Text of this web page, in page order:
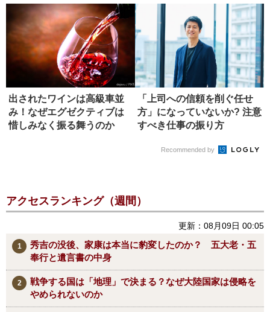
出されたワインは高級車並
み！なぜエグゼクティブは
惜しみなく振る舞うのか
「上司への信頼を削ぐ任せ
方」になっていないか? 注意
すべき仕事の振り方
Recommended by
アクセスランキング（週間）
更新：08月09日 00:05
秀吉の没後、家康は本当に豹変したのか？ 五大老・五
奉行と遺言書の中身
戦争する国は「地理」で決まる？なぜ大陸国家は侵略を
やめられないのか